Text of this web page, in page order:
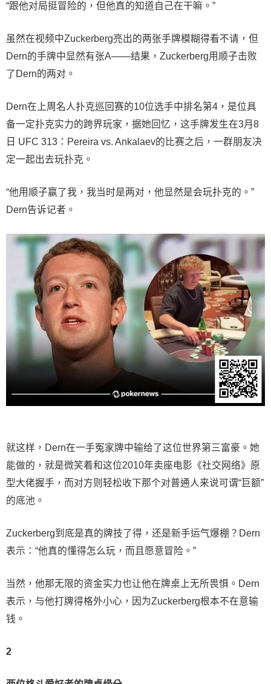
“跟他对局挺冒险的，但他真的知道自己在干嘛。”
虽然在视频中Zuckerberg亮出的两张手牌模糊得看不请，但
Dern的手牌中显然有张A——结果，Zuckerberg用顺子击败
了Dern的两对。
Dern在上周名人扑克巡回赛的10位选手中排名第4，是位具
备一定扑克实力的跨界玩家，据她回忆，这手牌发生在3月8
日 UFC 313：Pereira vs. Ankalaev的比赛之后，一群朋友决
定一起出去玩扑克。
“他用顺子赢了我，我当时是两对，他显然是会玩扑克的。”
Dern告诉记者。
就这样，Dern在一手冤家牌中输给了这位世界第三富豪。她
能做的，就是微笑着和这位2010年卖座电影《社交网络》原
型大佬握手，而对方则轻松收下那个对普通人来说可谓“巨额”
的底池。
Zuckerberg到底是真的牌技了得，还是新手运气爆棚？Dern
表示：“他真的懂得怎么玩，而且愿意冒险。”
当然，他那无限的资金实力也让他在牌桌上无所畏惧。Dern
表示，与他打牌得格外小心，因为Zuckerberg根本不在意输
钱。
2